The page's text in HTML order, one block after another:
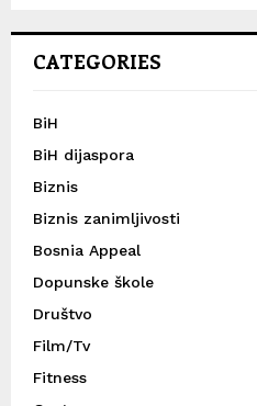
CATEGORIES
BiH
BiH dijaspora
Biznis
Biznis zanimljivosti
Bosnia Appeal
Dopunske škole
Društvo
Film/Tv
Fitness